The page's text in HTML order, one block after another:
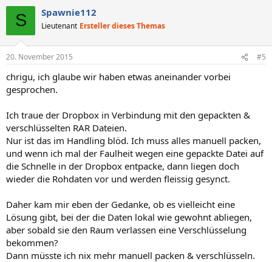
S Spawnie112
Lieutenant Ersteller dieses Themas
20. November 2015 #5
chrigu, ich glaube wir haben etwas aneinander vorbei
gesprochen.
Ich traue der Dropbox in Verbindung mit den gepackten &
verschlüsselten RAR Dateien.
Nur ist das im Handling blöd. Ich muss alles manuell packen,
und wenn ich mal der Faulheit wegen eine gepackte Datei auf
die Schnelle in der Dropbox entpacke, dann liegen doch
wieder die Rohdaten vor und werden fleissig gesynct.
Daher kam mir eben der Gedanke, ob es vielleicht eine
Lösung gibt, bei der die Daten lokal wie gewohnt abliegen,
aber sobald sie den Raum verlassen eine Verschlüsselung
bekommen?
Dann müsste ich nix mehr manuell packen & verschlüsseln.